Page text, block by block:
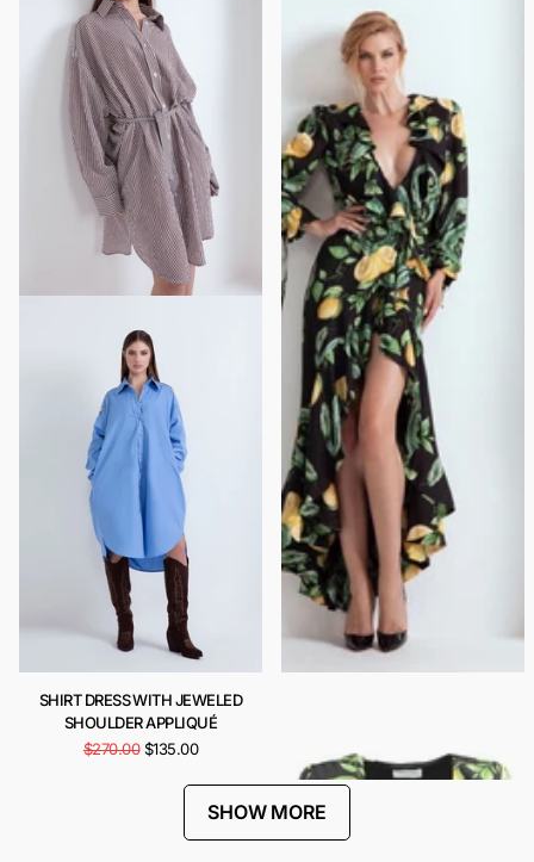
SHIRT DRESS WITH JEWELED
SHOULDER APPLIQUÉ
$270.00$135.00
SHOW MORE